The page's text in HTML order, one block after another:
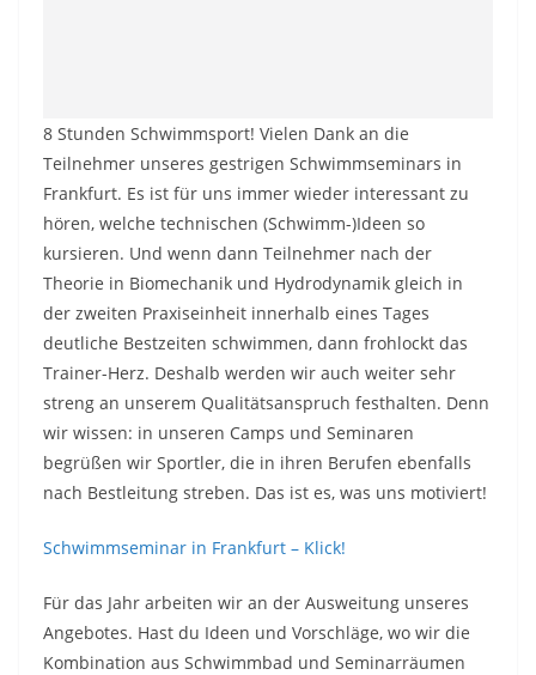
8 Stunden Schwimmsport! Vielen Dank an die
Teilnehmer unseres gestrigen Schwimmseminars in
Frankfurt. Es ist für uns immer wieder interessant zu
hören, welche technischen (Schwimm-)Ideen so
kursieren. Und wenn dann Teilnehmer nach der
Theorie in Biomechanik und Hydrodynamik gleich in
der zweiten Praxiseinheit innerhalb eines Tages
deutliche Bestzeiten schwimmen, dann frohlockt das
Trainer-Herz. Deshalb werden wir auch weiter sehr
streng an unserem Qualitätsanspruch festhalten. Denn
wir wissen: in unseren Camps und Seminaren
begrüßen wir Sportler, die in ihren Berufen ebenfalls
nach Bestleitung streben. Das ist es, was uns motiviert!
Schwimmseminar in Frankfurt – Klick!
Für das Jahr arbeiten wir an der Ausweitung unseres
Angebotes. Hast du Ideen und Vorschläge, wo wir die
Kombination aus Schwimmbad und Seminarräumen